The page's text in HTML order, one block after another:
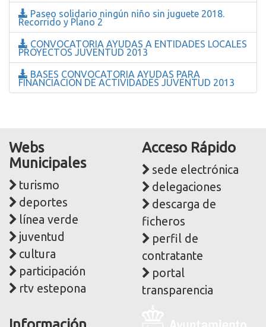
Paseo solidario ningún niño sin juguete 2018.
Recorrido y Plano 2
CONVOCATORIA AYUDAS A ENTIDADES LOCALES
PROYECTOS JUVENTUD 2013
BASES CONVOCATORIA AYUDAS PARA
FINANCIACION DE ACTIVIDADES JUVENTUD 2013
Webs
Municipales
turismo
deportes
línea verde
juventud
cultura
participación
rtv estepona
Acceso Rápido
sede electrónica
delegaciones
descarga de
ficheros
perfil de
contratante
portal
transparencia